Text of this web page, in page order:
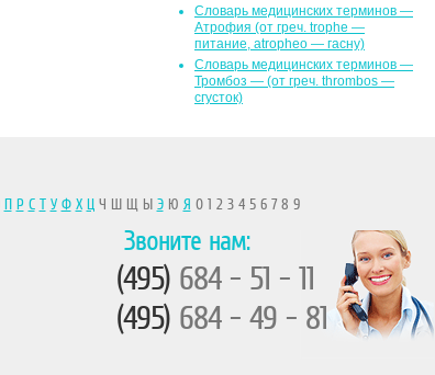
Словарь медицинских терминов —
Атрофия (от греч. trophe —
питание, atropheo — гасну)
Словарь медицинских терминов —
Тромбоз — (от греч. thrombos —
сгусток)
П Р С Т У Ф Х ЦЧ Ш Щ Ы ЭЮ Я 0 1 2 3 4 5 6 7 8 9
Звоните нам:
(495) 684 - 51 - 11
(495) 684 - 49 - 81